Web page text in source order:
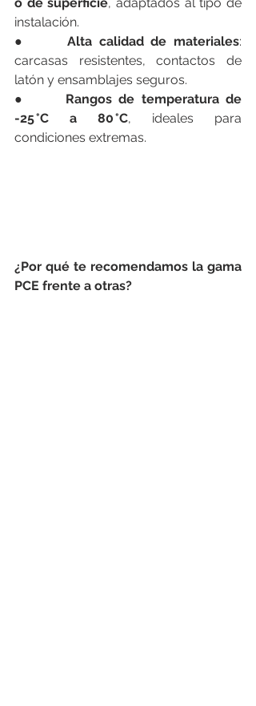
instalación.
● Alta calidad de materiales:
carcasas resistentes, contactos de
latón y ensamblajes seguros.
● Rangos de temperatura de
-25 °C a 80 °C, ideales para
condiciones extremas.
¿Por qué te recomendamos la gama
PCE frente a otras?